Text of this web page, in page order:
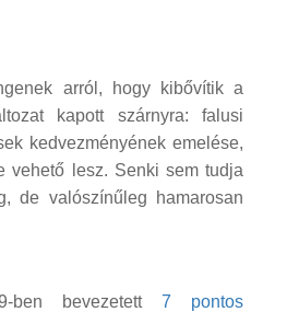
arról, hogy kibővítik a
kapott szárnyra: falusi
kedvezményének emelése,
vehető lesz. Senki sem tudja
de valószínűleg hamarosan
ben bevezetett 7 pontos